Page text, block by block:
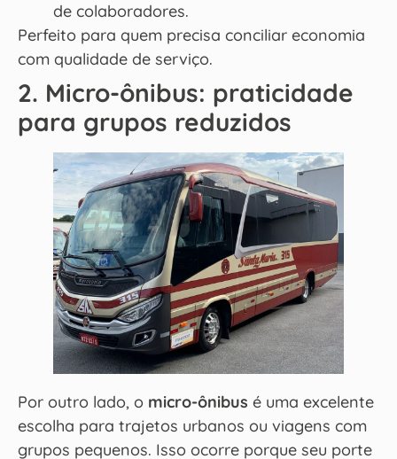
de colaboradores.
Perfeito para quem precisa conciliar economia
com qualidade de serviço.
2. Micro-ônibus: praticidade
para grupos reduzidos
Por outro lado, o micro-ônibus é uma excelente
escolha para trajetos urbanos ou viagens com
grupos pequenos. Isso ocorre porque seu porte